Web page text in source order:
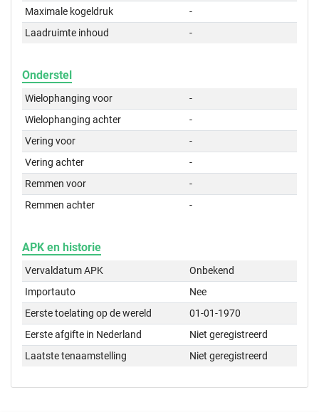
Maximale kogeldruk
-
Laadruimte inhoud
-
Onderstel
Wielophanging voor
-
Wielophanging achter
-
Vering voor
-
Vering achter
-
Remmen voor
-
Remmen achter
-
APK en historie
Vervaldatum APK
Onbekend
Importauto
Nee
Eerste toelating op de wereld
01-01-1970
Eerste afgifte in Nederland
Niet geregistreerd
Laatste tenaamstelling
Niet geregistreerd